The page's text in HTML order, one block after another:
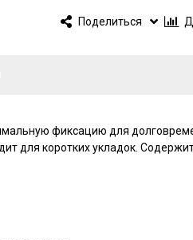
Поделиться
фиксацию для
для коротких укладок.